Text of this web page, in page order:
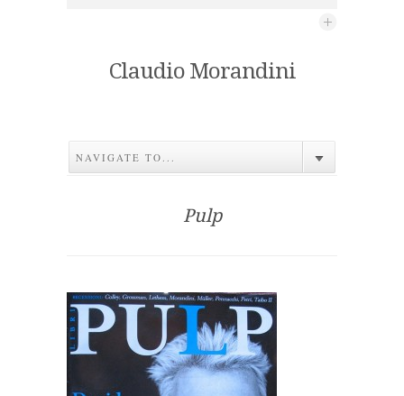
Claudio Morandini
NAVIGATE TO...
Pulp